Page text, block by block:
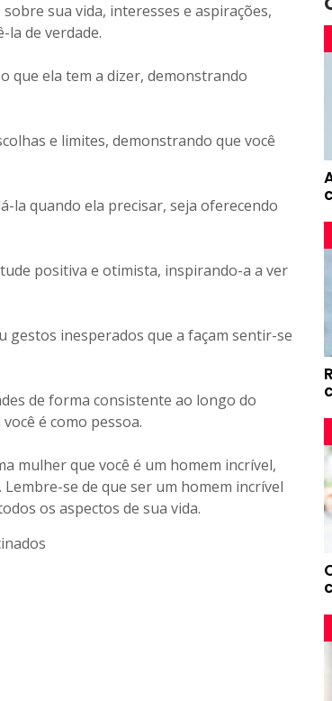
sua vida, interesses e aspirações,
la de verdade.
que ela tem a dizer, demonstrando
e limites, demonstrando que você
la quando ela precisar, seja oferecendo
positiva e otimista, inspirando-a a ver
inesperados que a façam sentir-se
de forma consistente ao longo do
é como pessoa.
mulher que você é um homem incrível,
se de que ser um homem incrível
os aspectos de sua vida.